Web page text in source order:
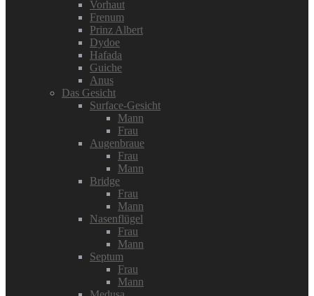
Vorhaut
Frenum
Prinz Albert
Dydoe
Hafada
Guiche
Anus
Das Gesicht
Surface-Gesicht
Mann
Frau
Augenbraue
Frau
Mann
Bridge
Frau
Mann
Nasenflügel
Frau
Mann
Septum
Frau
Mann